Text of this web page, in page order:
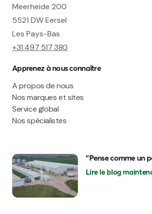
Meerheide 200
5521 DW Eersel
Les Pays-Bas
+31 497 517 380
Apprenez à nous connaître
A propos de nous
Nos marques et sites
Service global
Nos spécialistes
"Pense comme un
Lire le blog